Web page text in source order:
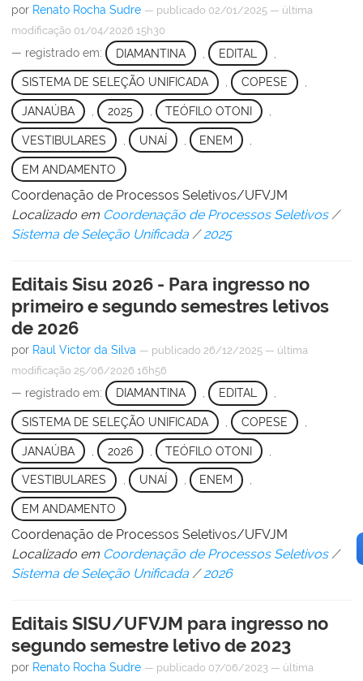
por Renato Rocha Sudre — publicado 02/01/2025 — última
modificação 01/04/2026 15h30
— registrado em: DIAMANTINA EDITAL
SISTEMA DE SELEÇÃO UNIFICADA , COPESE ,
JANAÚBA 2025 TEÓFILO OTONI
VESTIBULARES UNAÍ ENEM
EM ANDAMENTO
Coordenação de Processos Seletivos/UFVJM
Localizado em Coordenação de Processos Seletivos /
Sistema de Seleção Unificada /2025
Editais Sisu 2026 - Para ingresso no
primeiro e segundo semestres letivos
de 2026
por Raul Victor da Silva — publicado 26/12/2025 — última
modificação 25/06/2026 16h56
— registrado em: DIAMANTINA , EDITAL ,
SISTEMA DE SELEÇÃO UNIFICADA COPESE
JANAÚBA 2026 TEÓFILO OTONI
VESTIBULARES , UNAÍ , ENEM ,
EM ANDAMENTO
Coordenação de Processos Seletivos/UFVJM
Localizado em Coordenação de Processos Seletivos /
Sistema de Seleção Unificada /2026
Editais SISU/UFVJM para ingresso no
segundo semestre letivo de 2023
por Renato Rocha Sudre — publicado 07/06/2023 — última